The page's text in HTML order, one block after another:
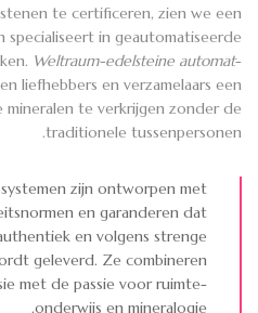
te certificeren, zien we een
specialiseert in geautomatiseerde
Weltraum-edelsteine automat-
liefhebbers en verzamelaars een
mineralen te verkrijgen zonder de
traditionele tussenpersonen.
zijn ontworpen met
en garanderen dat
en volgens strenge
geleverd. Ze combineren
met de passie voor ruimte-
onderwijs en mineralogie.